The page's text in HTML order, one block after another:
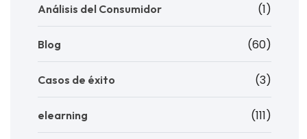
Análisis del Consumidor (1)
Blog (60)
Casos de éxito (3)
elearning (111)